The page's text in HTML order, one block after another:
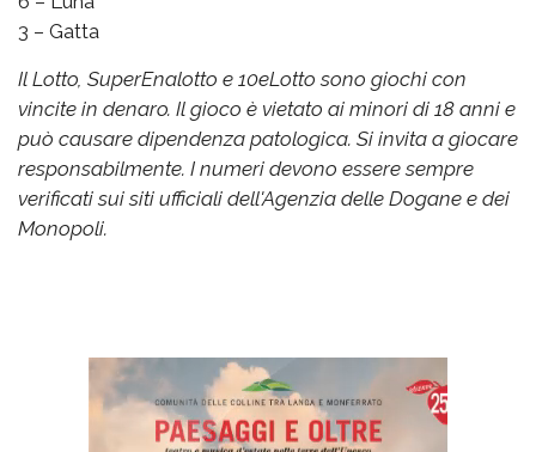
3 – Gatta
Il Lotto, SuperEnalotto e 10eLotto sono giochi con
vincite in denaro. Il gioco è vietato ai minori di 18 anni e
può causare dipendenza patologica. Si invita a giocare
responsabilmente. I numeri devono essere sempre
verificati sui siti ufficiali dell'Agenzia delle Dogane e dei
Monopoli.